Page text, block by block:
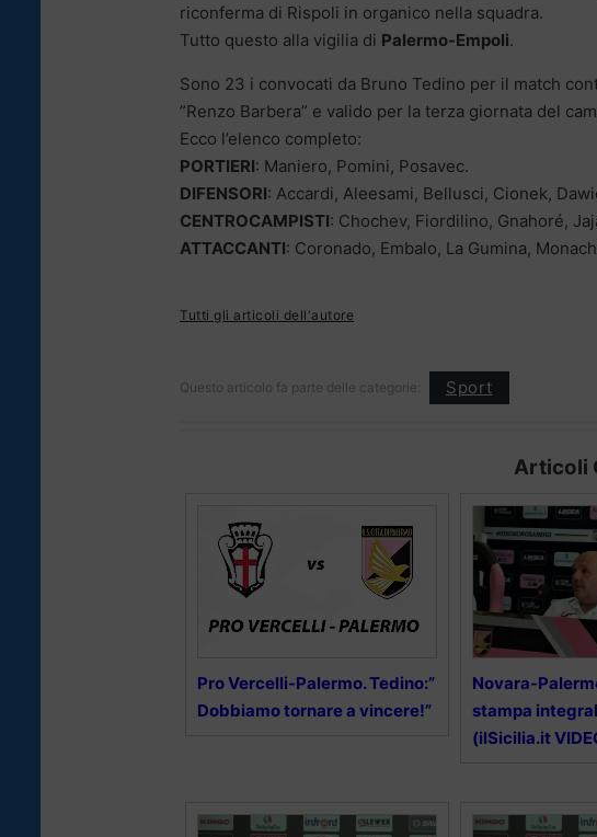
riconferma di Rispoli in organico nella squadra.
Tutto questo alla vigilia di Palermo-Empoli.
Sono 23 i convocati da Bruno Tedino per il match
”Renzo Barbera” e valido per la terza giornata del
Ecco l’elenco completo:
PORTIERI: Maniero, Pomini, Posavec.
DIFENSORI: Accardi, Aleesami, Bellusci, Cionek,
CENTROCAMPISTI: Chochev, Fiordilino, Gnahoré,
ATTACCANTI: Coronado, Embalo, La Gumina,
Tutti gli articoli dell'autore
Questo articolo fa parte delle categorie: Sport
Articoli
Pro Vercelli-Palermo. Tedino:”
Dobbiamo tornare a vincere!”
Novara-
stampa
(ilSicilia.it